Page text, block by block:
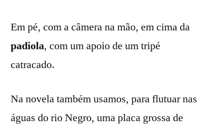
Em pé, com a câmera na mão, em cima da
padiola, com um apoio de um tripé
catracado.
Na novela também usamos, para flutuar nas
águas do rio Negro, uma placa grossa de